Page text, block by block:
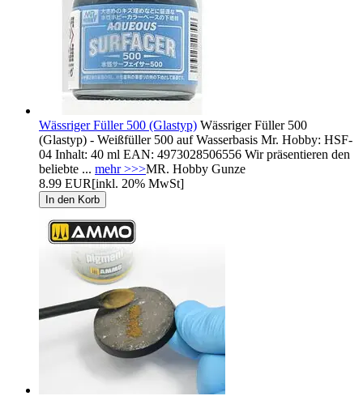
Wässriger Füller 500 (Glastyp) Wässriger Füller 500
(Glastyp) - Weißfüller 500 auf Wasserbasis Mr. Hobby: HSF-
04 Inhalt: 40 ml EAN: 4973028506556 Wir präsentieren den
beliebte ... mehr >>>MR. Hobby Gunze
8.99 EUR[inkl. 20% MwSt]